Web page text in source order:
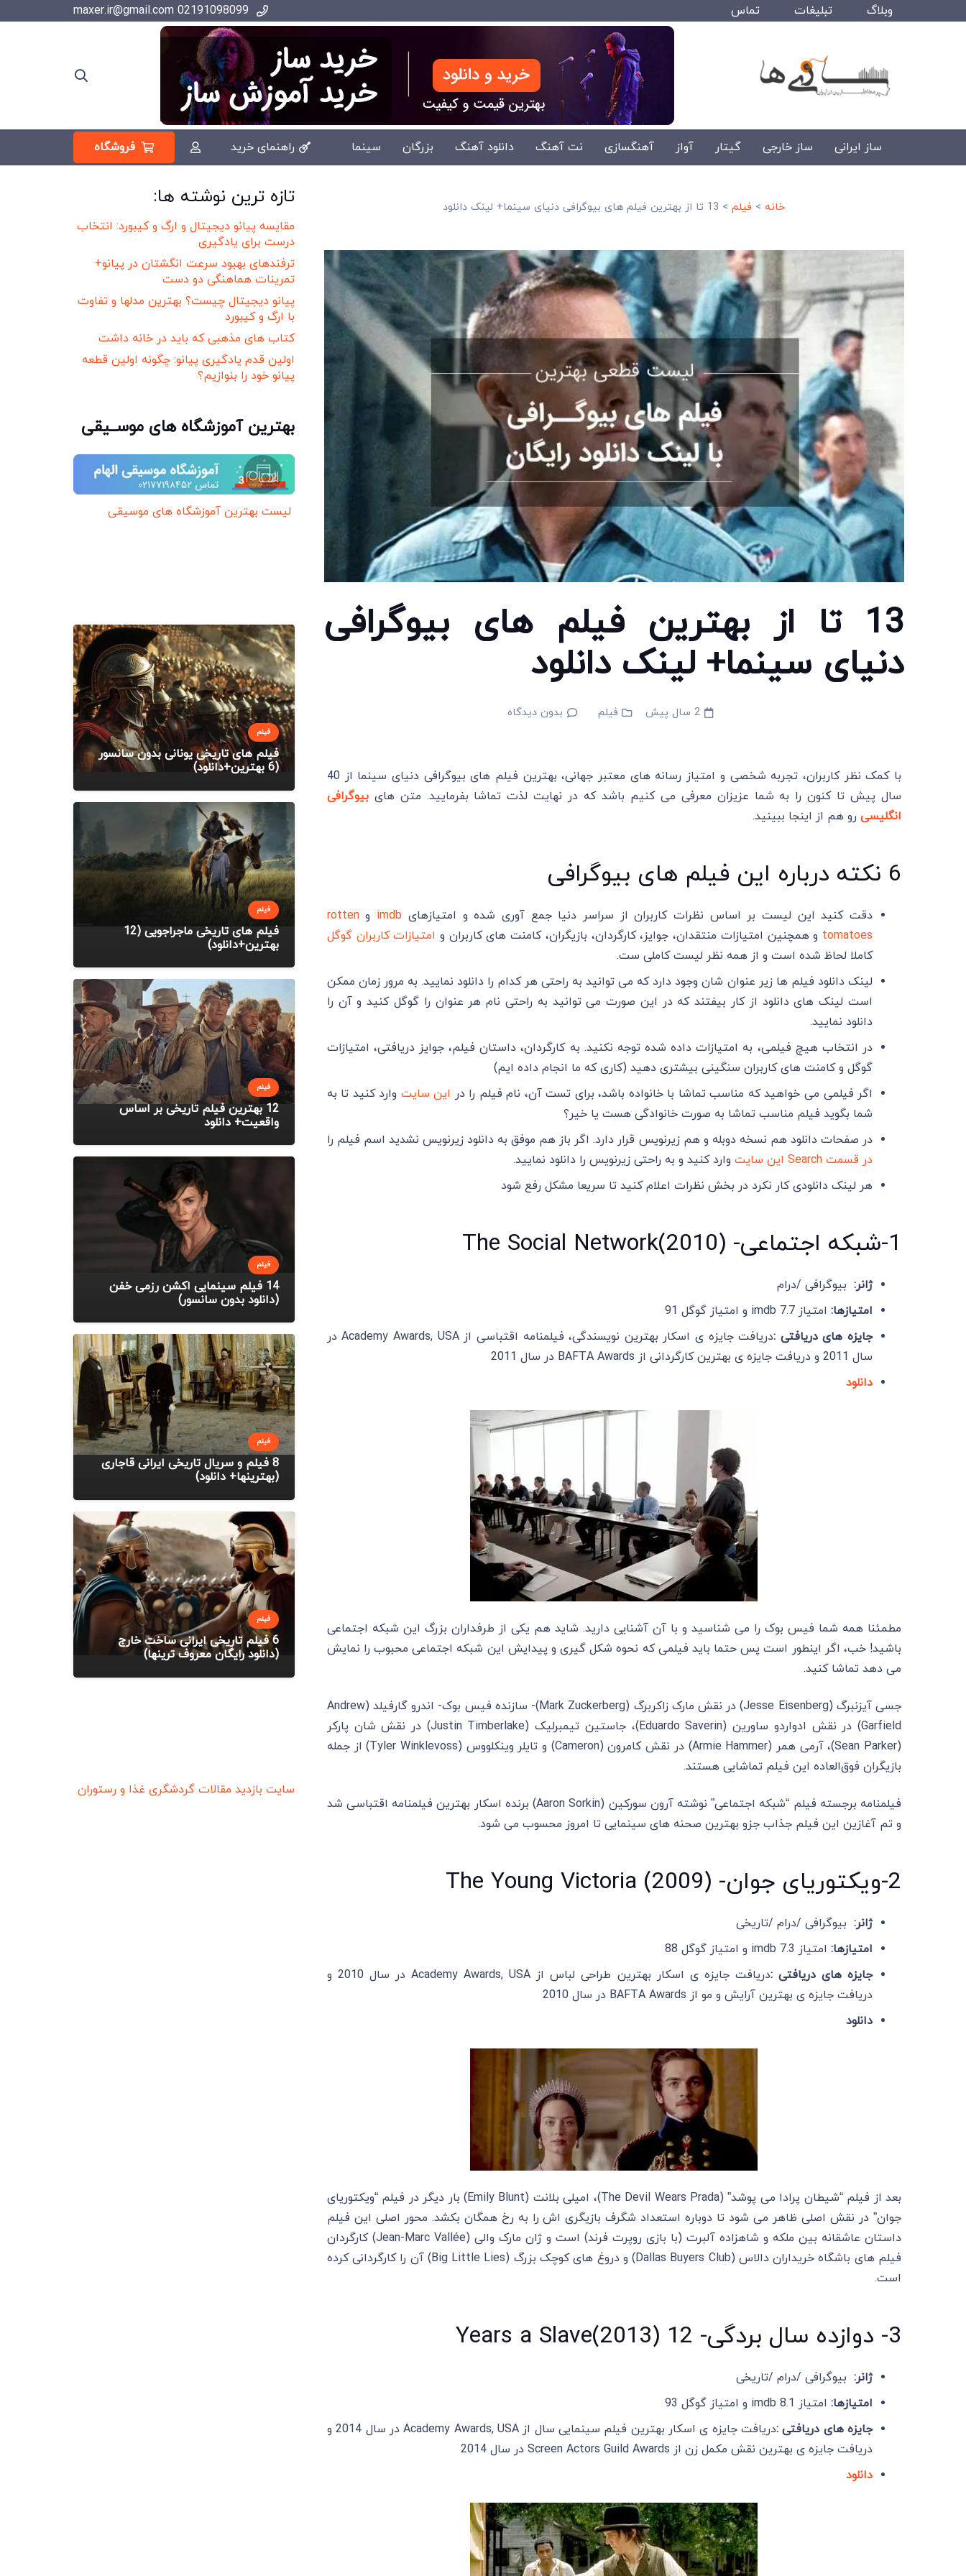
وبلاگ تبلیغات تماس
ساز ایرانی ساز خارجی گیتار آواز آهنگسازی نت آهنگ دانلود آهنگ بزرگان سینما راهنمای خرید فروشگاه
خانه > فیلم> 13 تا از بهترین فیلم های بیوگرافی دنیای سینما+ لینک دانلود
13 تا از بهترین فیلم های بیوگرافی
دنیای سینما+ لینک دانلود
2 سال پیش فیلم بدون دیدگاه
با کمک نظر کاربران، تجربه شخصی و امتیاز رسانه های معتبر جهانی، بهترین فیلم های بیوگرافی دنیای سینما از 40
سال پیش تا کنون را به شما عزیزان معرفی می کنیم باشد که در نهایت لذت تماشا بفرمایید. متن های بیوگرافی
انگلیسی رو هم از اینجا ببینید.
6 نکته درباره این فیلم های بیوگرافی
دقت کنید این لیست بر اساس نظرات کاربران از سراسر دنیا جمع آوری شده و امتیازهای imdb وrotten
tomatoes و همچنین امتیازات منتقدان، جوایز، کارگردان، بازیگران، کامنت های کاربران و امتیازات کاربران گوگل
کاملا لحاظ شده است و از همه نظر لیست کاملی ست.
لینک دانلود فیلم ها زیر عنوان شان وجود دارد که می توانید به راحتی هر کدام را دانلود نمایید. به مرور زمان ممکن
است لینک های دانلود از کار بیفتند که در این صورت می توانید به راحتی نام هر عنوان را گوگل کنید و آن را
دانلود نمایید.
در انتخاب هیچ فیلمی، به امتیازات داده شده توجه نکنید. به کارگردان، داستان فیلم، جوایز دریافتی، امتیازات
گوگل و کامنت های کاربران سنگینی بیشتری دهید (کاری که ما انجام داده ایم)
اگر فیلمی می خواهید که مناسب تماشا با خانواده باشد، برای تست آن، نام فیلم را در این سایت وارد کنید تا به
شما بگوید فیلم مناسب تماشا به صورت خانوادگی هست یا خیر؟
در صفحات دانلود هم نسخه دوبله و هم زیرنویس قرار دارد. اگر باز هم موفق به دانلود زیرنویس نشدید اسم فیلم را
در قسمت Search این سایت
وارد کنید و به راحتی زیرنویس را دانلود نمایید.
هر لینک دانلودی کار نکرد در بخش نظرات اعلام کنید تا سریعا مشکل رفع شود
1-شبکه اجتماعی- The Social Network(2010)
ژانر: بیوگرافی /درام
امتیازها: امتیاز imdb 7.7 و امتیاز گوگل 91
جایزه های دریافتی :
دریافت جایزه ی اسکار بهترین نویسندگی، فیلمنامه اقتباسی از Academy Awards, USA در
سال 2011 و دریافت جایزه ی بهترین کارگردانی از BAFTA Awards در سال 2011
دانلود
مطمئنا همه شما فیس بوک را می شناسید و با آن آشنایی دارید. شاید هم یکی از طرفداران بزرگ این شبکه اجتماعی
باشید! خب، اگر اینطور است پس حتما باید فیلمی که نحوه شکل گیری و پیدایش این شبکه اجتماعی محبوب را نمایش
می دهد تماشا کنید.
جسی آیزنبرگ (Jesse Eisenberg) در نقش مارک زاکربرگ (Mark Zuckerberg)- سازنده فیس بوک- اندرو گارفیلد (Andrew
Garfield) در نقش ادواردو ساورین (Eduardo Saverin)، جاستین تیمبرلیک (Justin Timberlake) در نقش شان پارکر
(Sean Parker)، آرمی همر (Armie Hammer) در نقش کامرون (Cameron) و تایلر وینکلووس (Tyler Winklevoss) از جمله
بازیگران فوق‌العاده این فیلم تماشایی هستند.
فیلمنامه برجسته فیلم “شبکه اجتماعی” نوشته آرون سورکین (Aaron Sorkin) برنده اسکار بهترین فیلمنامه اقتباسی شد
و تم آغازین این فیلم جذاب جزو بهترین صحنه های سینمایی تا امروز محسوب می شود.
2-ویکتوریای جوان- The Young Victoria (2009)
ژانر: بیوگرافی /درام /تاریخی
امتیازها: امتیاز imdb 7.3 و امتیاز گوگل 88
جایزه های دریافتی :
دریافت جایزه ی اسکار بهترین طراحی لباس از Academy Awards, USA در سال 2010 و
دریافت جایزه ی بهترین آرایش و مو از BAFTA Awards در سال 2010
دانلود
بعد از فیلم “شیطان پرادا می پوشد” (The Devil Wears Prada)، امیلی بلانت (Emily Blunt) بار دیگر در فیلم “ویکتوریای
جوان” در نقش اصلی ظاهر می شود تا دوباره استعداد شگرف بازیگری اش را به رخ همگان بکشد. محور اصلی این فیلم
داستان عاشقانه بین ملکه و شاهزاده آلبرت (با بازی روپرت فرند) است و ژان مارک والی (Jean-Marc Vallée) کارگردان
فیلم های باشگاه خریداران دالاس (Dallas Buyers Club) و دروغ‌ های کوچک بزرگ (Big Little Lies) آن را کارگردانی کرده
است.
3- دوازده سال بردگی- 12 Years a Slave(2013)
ژانر: بیوگرافی /درام /تاریخی
امتیازها: امتیاز imdb 8.1 و امتیاز گوگل 93
جایزه های دریافتی :
دریافت جایزه ی اسکار بهترین فیلم سینمایی سال از Academy Awards, USA در سال 2014 و
دریافت جایزه ی بهترین نقش مکمل زن از Screen Actors Guild Awards در سال 2014
دانلود
تازه ترین نوشته ها:
مقایسه پیانو دیجیتال و ارگ و کیبورد: انتخاب
درست برای یادگیری
ترفندهای بهبود سرعت انگشتان در پیانو+
تمرینات هماهنگی دو دست
پیانو دیجیتال چیست؟ بهترین مدلها و تفاوت
با ارگ و کیبورد
کتاب های مذهبی که باید در خانه داشت
اولین قدم یادگیری پیانو: چگونه اولین قطعه
پیانو خود را بنوازیم؟
بهترین آموزشگاه های موســیقی
لیست بهترین آموزشگاه های موسیقی
فیلم
فیلم های تاریخی یونانی بدون سانسور
(6 بهترین+دانلود)
فیلم
فیلم های تاریخی ماجراجویی (12
بهترین+دانلود)
فیلم
12 بهترین فیلم تاریخی بر اساس
واقعیت+ دانلود
فیلم
14 فیلم سینمایی اکشن رزمی خفن
(دانلود بدون سانسور)
فیلم
8 فیلم و سریال تاریخی ایرانی قاجاری
(بهترینها+ دانلود)
فیلم
6 فیلم تاریخی ایرانی ساخت خارج
(دانلود رایگان معروف ترینها)
سایت بازدید مقالات گردشگری غذا و رستوران